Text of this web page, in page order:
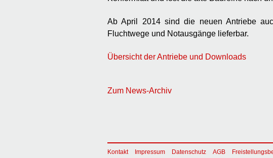
Ab April 2014 sind die neuen Antriebe
Fluchtwege und Notausgänge lieferbar.
Übersicht der Antriebe und Downloads
Zum News-Archiv
Kontakt Impressum Datenschutz AGB